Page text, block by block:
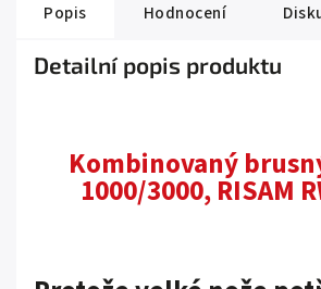
Popis Hodnocení
Detailní popis produktu
Kombinovaný
1000/3000, RISAM